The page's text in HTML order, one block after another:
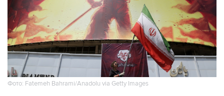
Фото: Fatemeh Bahrami/Anadolu via Getty Images